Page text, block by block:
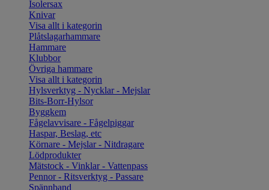
Isolersax
Knivar
Visa allt i kategorin
Plåtslagarhammare
Hammare
Klubbor
Övriga hammare
Visa allt i kategorin
Hylsverktyg - Nycklar - Mejslar
Bits-Borr-Hylsor
Byggkem
Fågelavvisare - Fågelpiggar
Haspar, Beslag, etc
Körnare - Mejslar - Nitdragare
Lödprodukter
Mätstock - Vinklar - Vattenpass
Pennor - Ritsverktyg - Passare
Spännband